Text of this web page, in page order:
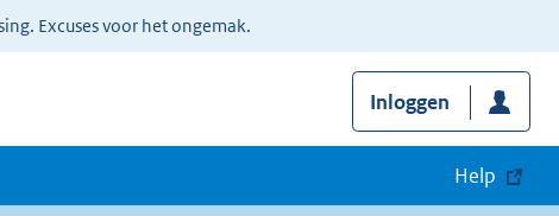
Excuses voor het ongemak.
Inloggen
Help